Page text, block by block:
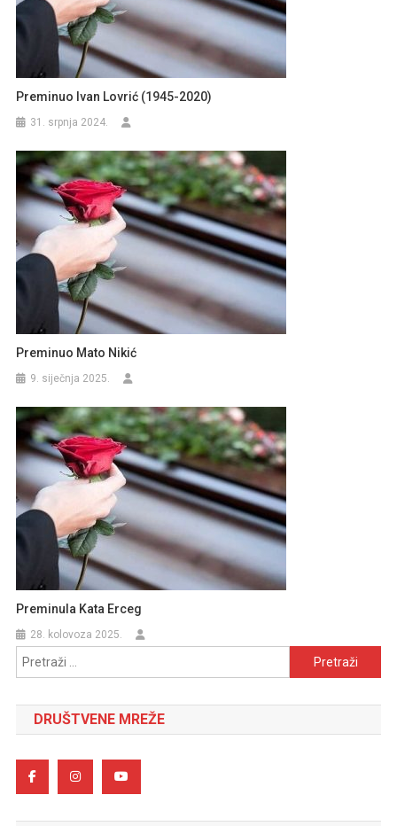
Preminuo Ivan Lovrić (1945-2020)
31. srpnja 2024.
Preminuo Mato Nikić
9. siječnja 2025.
Preminula Kata Erceg
28. kolovoza 2025.
Pretraži:
DRUŠTVENE MREŽE